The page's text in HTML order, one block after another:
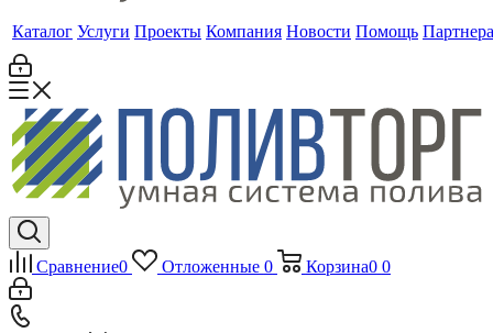
Каталог Услуги Проекты Компания Новости Помощь
Сравнение0 Отложенные 0 Корзина0 0